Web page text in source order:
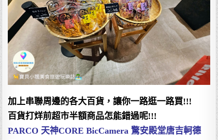
加上串聯周邊的各大百貨，讓你一路逛一路買!!!
百貨打烊前超市半額商品怎能錯過呢!!!
PARCO 天神CORE BicCamera 驚安殿堂唐吉軻德